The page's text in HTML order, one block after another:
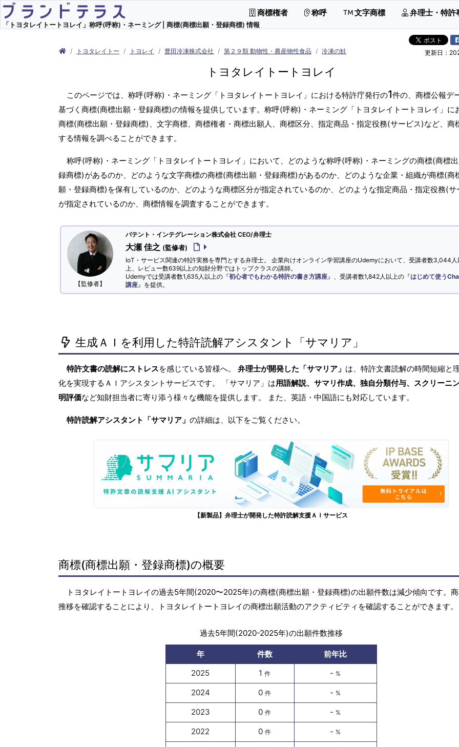
「トヨタレイトートヨレイ」称呼(呼称)・ネーミング | 商標(商標出願・登録商標) 情報
商標権者 称呼 文字商標 弁理士・特許
トヨタレイトー トヨレイ 豊田冷凍株式会社 第２９類 動物性・農産物性食品 冷凍の鮭 更新日：
トヨタレイトートヨレイ
このページでは、称呼(呼称)・ネーミング「トヨタレイトートヨレイ」における特許庁発行の1件の、商標公報デ
基づく商標(商標出願・登録商標)の情報を提供しています。称呼(呼称)・ネーミング「トヨタレイトートヨレイ」に
商標(商標出願・登録商標)、文字商標、商標権者・商標出願人、商標区分、指定商品・指定役務(サービス)など、商
する情報を調べることができます。
称呼(呼称)・ネーミング「トヨタレイトートヨレイ」において、どのような称呼(呼称)・ネーミングの商標(商標
録商標)があるのか、どのような文字商標の商標(商標出願・登録商標)があるのか、どのような企業・組織が商標(商
願・登録商標)を保有しているのか、どのような商標区分が指定されているのか、どのような指定商品・指定役務(サ
が指定されているのか、商標情報を調査することができます。
【監修者】
パテント・インテグレーション株式会社 CEO/弁理士
大瀬 佳之 (監修者)
IoT・サービス関連の特許実務を専門とする弁理士。 企業向けオンライン学習講座のUdemyにおいて、受講者数3,044人
上、レビュー数639以上の知財分野ではトップクラスの講師。
Udemyでは受講者数1,635人以上の『初心者でもわかる特許の書き方講座 』、受講者数1,842人以上の『はじめて使う
講座 』を提供。
生成ＡＩを利用した特許読解アシスタント「サマリア」
特許文書の読解にストレスを感じている皆様へ。 弁理士が開発した「サマリア」 は、特許文書読解の時間短縮と
化を実現するＡＩアシスタントサービスです。 「サマリア」は用語解説、サマリ作成、独自分類付与、スクリーニ
明評価など知財担当者に寄り添う様々な機能を提供します。 また、英語・中国語にも対応しています。
特許読解アシスタント「サマリア」 の詳細は、以下をご覧ください。
【新製品】弁理士が開発した特許読解支援ＡＩサービス
商標(商標出願・登録商標)の概要
トヨタレイトートヨレイの過去5年間(2020〜2025年)の商標(商標出願・登録商標)の出願件数は減少傾向です。
推移を確認することにより、トヨタレイトートヨレイの商標出願活動のアクティビティを確認することができます。
過去5年間(2020-2025年)の出願件数推移
年 件数
前年比
2025
1件 - %
2024 0件 - %
2023 0件 - %
2022 0件 - %